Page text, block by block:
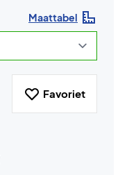
Maattabel
Favoriet